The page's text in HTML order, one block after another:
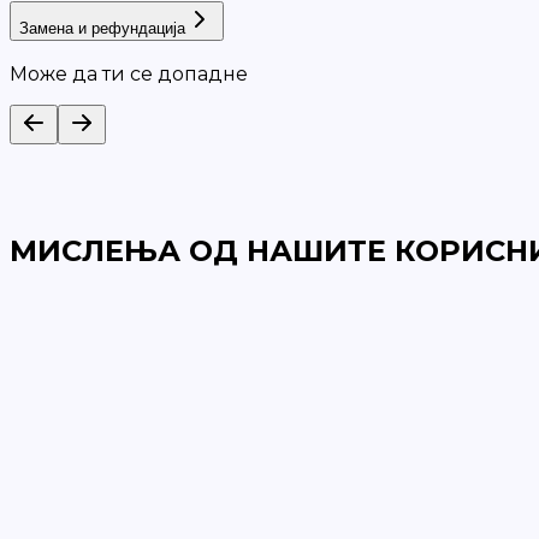
Замена и рефундација
Може да ти се допадне
МИСЛЕЊА ОД НАШИТЕ